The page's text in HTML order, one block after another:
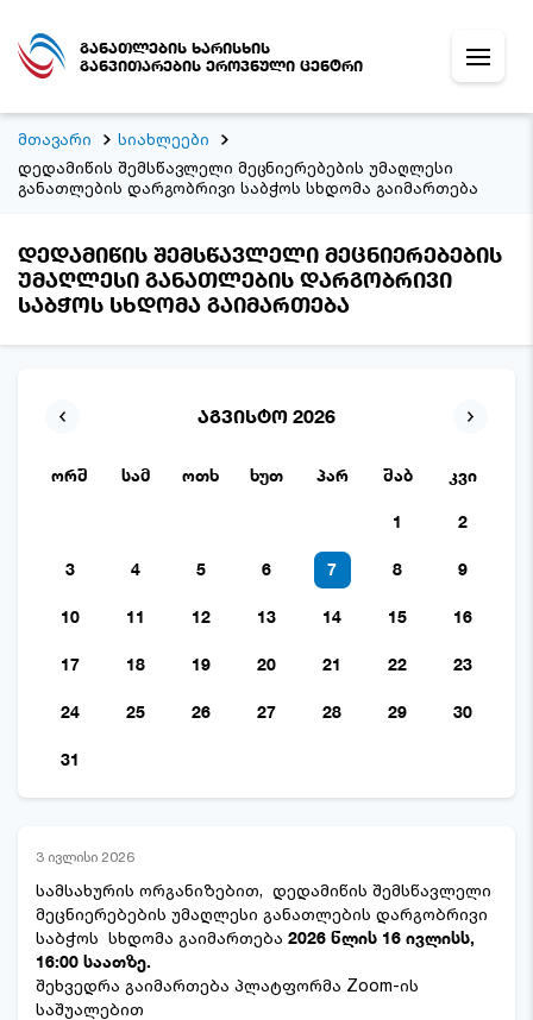
განათლების ხარისხის
განვითარების ეროვნული ცენტრი
მთავარი
სიახლეები
დედამიწის შემსწავლელი მეცნიერებების უმაღლესი
განათლების დარგობრივი საბჭოს სხდომა გაიმართება
დედამიწის შემსწავლელი მეცნიერებების
უმაღლესი განათლების დარგობრივი
საბჭოს სხდომა გაიმართება
აგვისტო 2026
ორშ სამ ოთხ ხუთ პარ შაბ კვი
1 2
3 4 5 6 7 8 9
10 11 12 13 14 15 16
17 18 19 20 21 22 23
24 25 26 27 28 29 30
31
3 ივლისი 2026
სამსახურის ორგანიზებით, დედამიწის შემსწავლელი
მეცნიერებების უმაღლესი განათლების დარგობრივი
საბჭოს სხდომა გაიმართება 2026 წლის 16 ივლისს,
16:00 საათზე.
შეხვედრა გაიმართება პლატფორმა Zoom-ის
საშუალებით